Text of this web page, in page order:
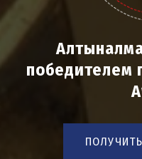
победителем